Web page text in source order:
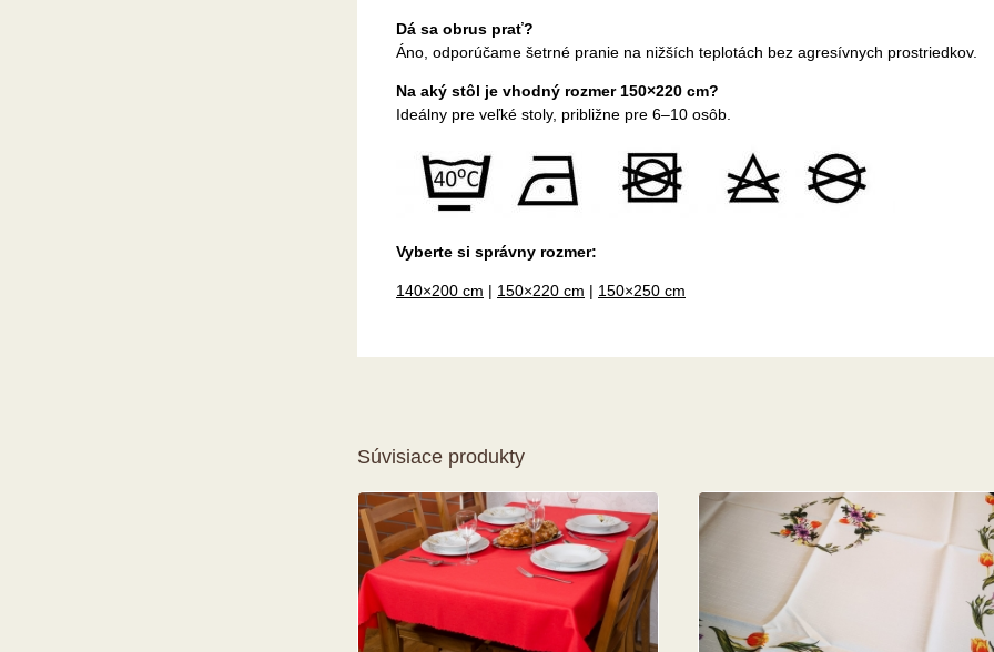
Dá sa obrus prať?
Áno, odporúčame šetrné pranie na nižších teplotách bez agresívnych prostriedkov.
Na aký stôl je vhodný rozmer 150×220 cm?
Ideálny pre veľké stoly, približne pre 6–10 osôb.
Vyberte si správny rozmer:
140×200 cm | 150×220 cm | 150×250 cm
Súvisiace produkty